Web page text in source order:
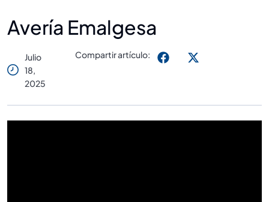
Avería Emalgesa
Julio
18,
2025
Compartir artículo: